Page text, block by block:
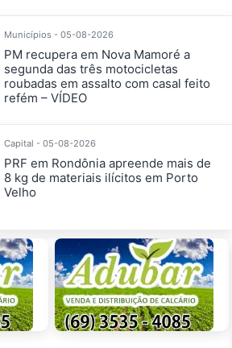
Municípios - 05-08-2026
PM recupera em Nova Mamoré a
segunda das três motocicletas
roubadas em assalto com casal feito
refém – VÍDEO
Capital - 05-08-2026
PRF em Rondônia apreende mais de
8 kg de materiais ilícitos em Porto
Velho